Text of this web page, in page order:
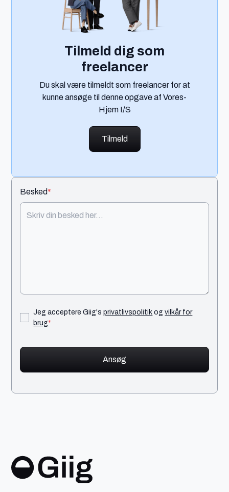
Tilmeld dig som
freelancer
Du skal være tilmeldt som freelancer for at
kunne ansøge til denne opgave af Vores-
Hjem I/S
Tilmeld
Besked*
Jeg acceptere Giig'sprivatlivspolitikogvilkår for
brug*